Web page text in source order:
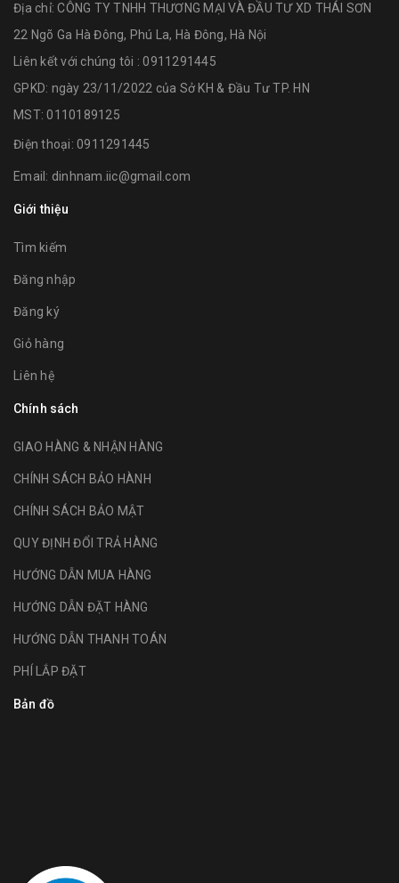
Địa chỉ:CÔNG TY TNHH THƯƠNG MẠI VÀ ĐẦU TƯ XD THÁI SƠN
22 Ngõ Ga Hà Đông, Phú La, Hà Đông, Hà Nội
Liên kết với chúng tôi : 0911291445
GPKD: ngày 23/11/2022 của Sở KH & Đầu Tư TP. HN
MST: 0110189125
Điện thoại: 0911291445
Email: dinhnam.iic@gmail.com
Giới thiệu
Tìm kiếm
Đăng nhập
Đăng ký
Giỏ hàng
Liên hệ
Chính sách
GIAO HÀNG & NHẬN HÀNG
CHÍNH SÁCH BẢO HÀNH
CHÍNH SÁCH BẢO MẬT
QUY ĐỊNH ĐỔI TRẢ HÀNG
HƯỚNG DẪN MUA HÀNG
HƯỚNG DẪN ĐẶT HÀNG
HƯỚNG DẪN THANH TOÁN
PHÍ LẮP ĐẶT
Bản đồ